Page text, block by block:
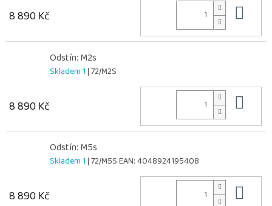
8 890 Kč
Odstín: M2s
Skladem 1| 72/M2S
8 890 Kč
Odstín: M5s
Skladem 1| 72/M5SEAN:4048924195408
8 890 Kč